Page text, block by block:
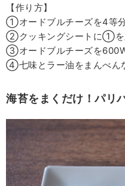
【作り方】
①オードブルチーズを4等
②クッキングシートに①を
③オードブルチーズを
④七味とラー油をまんべん
海苔をまくだけ！パリ